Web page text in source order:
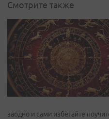
Смотрите также
заодно и сами избегайте